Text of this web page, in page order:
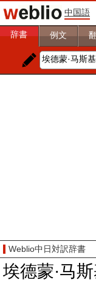
中国語
辞書 例文
Weblio中日対訳辞書
埃德蒙·马